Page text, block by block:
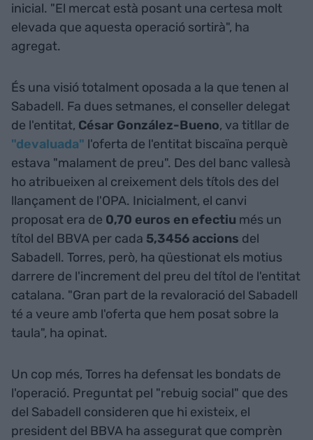
inicial. "El mercat està posant una certesa molt
elevada que aquesta operació sortirà", ha
agregat.
És una visió totalment oposada a la que tenen al
Sabadell. Fa dues setmanes, el conseller delegat
de l'entitat, César González-Bueno, va titllar de
"devaluada" l'oferta de l'entitat biscaïna perquè
estava "malament de preu". Des del banc vallesà
ho atribueixen al creixement dels títols des del
llançament de l'OPA. Inicialment, el canvi
proposat era de 0,70 euros en efectiu més un
títol del BBVA per cada 5,3456 accions del
Sabadell. Torres, però, ha qüestionat els motius
darrere de l'increment del preu del títol de l'entitat
catalana. "Gran part de la revaloració del Sabadell
té a veure amb l'oferta que hem posat sobre la
taula", ha opinat.
Un cop més, Torres ha defensat les bondats de
l'operació. Preguntat pel "rebuig social" que des
del Sabadell consideren que hi existeix, el
president del BBVA ha assegurat que comprèn